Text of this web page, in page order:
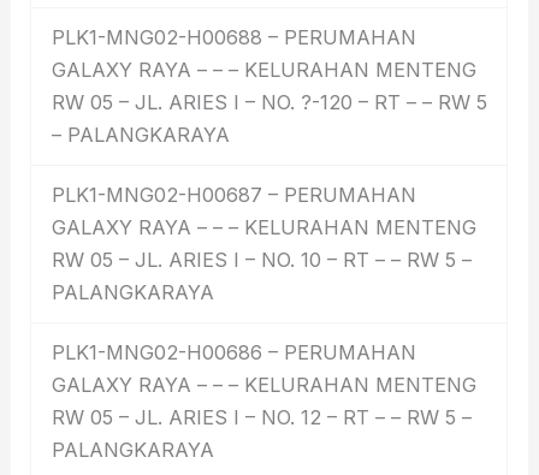
PLK1-MNG02-H00688 – PERUMAHAN
GALAXY RAYA – – – KELURAHAN MENTENG
RW 05 – JL. ARIES I – NO. ?-120 – RT – – RW 5
– PALANGKARAYA
PLK1-MNG02-H00687 – PERUMAHAN
GALAXY RAYA – – – KELURAHAN MENTENG
RW 05 – JL. ARIES I – NO. 10 – RT – – RW 5 –
PALANGKARAYA
PLK1-MNG02-H00686 – PERUMAHAN
GALAXY RAYA – – – KELURAHAN MENTENG
RW 05 – JL. ARIES I – NO. 12 – RT – – RW 5 –
PALANGKARAYA